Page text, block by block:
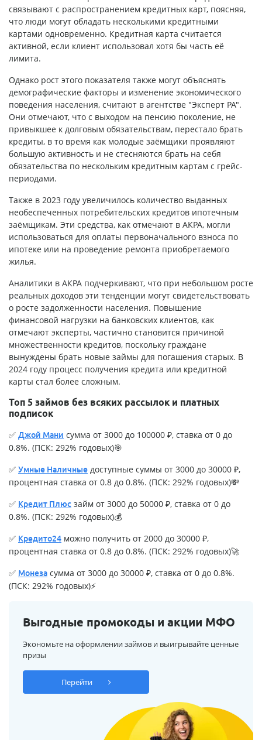
связывают с распространением кредитных карт, поясняя,
что люди могут обладать несколькими кредитными
картами одновременно. Кредитная карта считается
активной, если клиент использовал хотя бы часть её
лимита.
Однако рост этого показателя также могут объяснять
демографические факторы и изменение экономического
поведения населения, считают в агентстве "Эксперт РА".
Они отмечают, что с выходом на пенсию поколение, не
привыкшее к долговым обязательствам, перестало брать
кредиты, в то время как молодые заёмщики проявляют
большую активность и не стесняются брать на себя
обязательства по нескольким кредитным картам с грейс-
периодами.
Также в 2023 году увеличилось количество выданных
необеспеченных потребительских кредитов ипотечным
заёмщикам. Эти средства, как отмечают в АКРА, могли
использоваться для оплаты первоначального взноса по
ипотеке или на проведение ремонта приобретаемого
жилья.
Аналитики в АКРА подчеркивают, что при небольшом росте
реальных доходов эти тенденции могут свидетельствовать
о росте задолженности населения. Повышение
финансовой нагрузки на банковских клиентов, как
отмечают эксперты, частично становится причиной
множественности кредитов, поскольку граждане
вынуждены брать новые займы для погашения старых. В
2024 году процесс получения кредита или кредитной
карты стал более сложным.
Топ 5 займов без всяких рассылок и платных
подписок
✅ Джой Мани сумма от 3000 до 100000 ₽, ставка от 0 до
0.8%. (ПСК: 292% годовых)🎯
✅ Умные Наличные доступные суммы от 3000 до 30000 ₽,
процентная ставка от 0.8 до 0.8%. (ПСК: 292% годовых)💸
✅ Кредит Плюс займ от 3000 до 50000 ₽, ставка от 0 до
0.8%. (ПСК: 292% годовых)💰
✅ Кредито24 можно получить от 2000 до 30000 ₽,
процентная ставка от 0.8 до 0.8%. (ПСК: 292% годовых)🚀
✅ Монеза сумма от 3000 до 30000 ₽, ставка от 0 до 0.8%.
(ПСК: 292% годовых)⚡
Выгодные промокоды и акции МФО
Экономьте на оформлении займов и выигрывайте ценные
призы
Перейти